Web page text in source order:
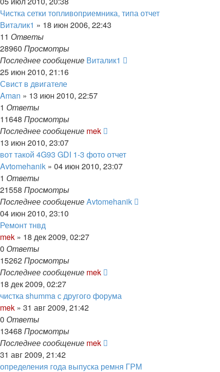
Чистка сетки топливоприемника, типа отчет
Виталик1 » 18 июн 2006, 22:43
11 Ответы
28960 Просмотры
Последнее сообщение Виталик1
25 июн 2010, 21:16
Свист в двигателе
Aman » 13 июн 2010, 22:57
1 Ответы
11648 Просмотры
Последнее сообщение mek
13 июн 2010, 23:07
вот такой 4G93 GDI 1-3 фото отчет
Avtomehanik » 04 июн 2010, 23:07
1 Ответы
21558 Просмотры
Последнее сообщениеAvtomehanik
04 июн 2010, 23:10
Ремонт тнвд
mek » 18 дек 2009, 02:27
0 Ответы
15262Просмотры
Последнее сообщение mek
18 дек 2009, 02:27
чистка shumma с другого форума
mek » 31 авг 2009, 21:42
0 Ответы
13468 Просмотры
Последнее сообщение mek
31 авг 2009, 21:42
определения года выпуска ремня ГРМ